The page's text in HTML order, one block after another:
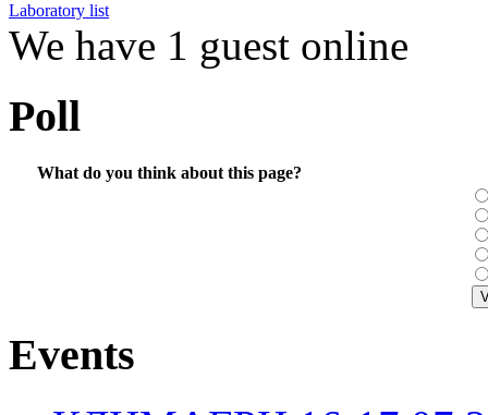
Laboratory list
We have 1 guest online
Poll
What do you think about this page?
Events